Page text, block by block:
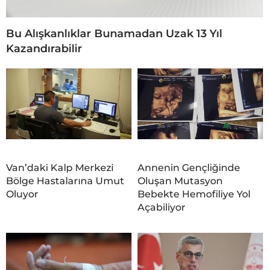
Bu Alışkanlıklar Bunamadan Uzak 13 Yıl
Kazandırabilir
Van’daki Kalp Merkezi
Bölge Hastalarına Umut
Oluyor
Annenin Gençliğinde
Oluşan Mutasyon
Bebekte Hemofiliye Yol
Açabiliyor